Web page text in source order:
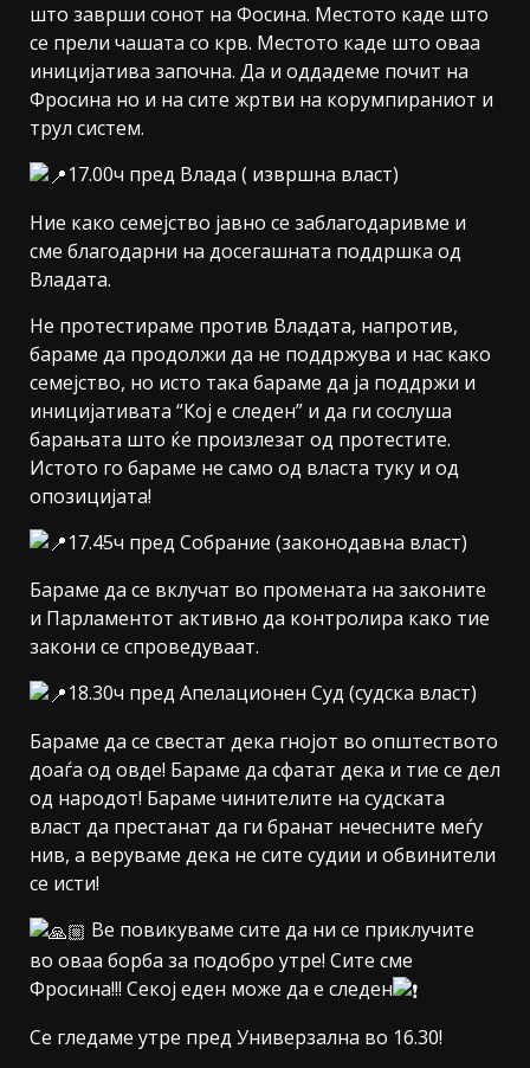
што заврши сонот на Фосина. Местото каде што
се прели чашата со крв. Местото каде што оваа
иницијатива започна. Да и оддадеме почит на
Фросина но и на сите жртви на корумпираниот и
трул систем.
17.00ч пред Влада ( извршна власт)
Ние како семејство јавно се заблагодаривме и
сме благодарни на досегашната поддршка од
Владата.
Не протестираме против Владата, напротив,
бараме да продолжи да не поддржува и нас како
семејство, но исто така бараме да ја поддржи и
иницијативата “Кој е следен” и да ги сослуша
барањата што ќе произлезат од протестите.
Истото го бараме не само од власта туку и од
опозицијата!
17.45ч пред Собрание (законодавна власт)
Бараме да се вклучат во промената на законите
и Парламентот активно да контролира како тие
закони се спроведуваат.
18.30ч пред Апелационен Суд (судска власт)
Бараме да се свестат дека гнојот во општеството
доаѓа од овде! Бараме да сфатат дека и тие се дел
од народот! Бараме чинителите на судската
власт да престанат да ги бранат нечесните меѓу
нив, а веруваме дека не сите судии и обвинители
се исти!
Ве повикуваме сите да ни се приклучите
во оваа борба за подобро утре! Сите сме
Фросина!!! Секој еден може да е следен
Се гледаме утре пред Универзална во 16.30!